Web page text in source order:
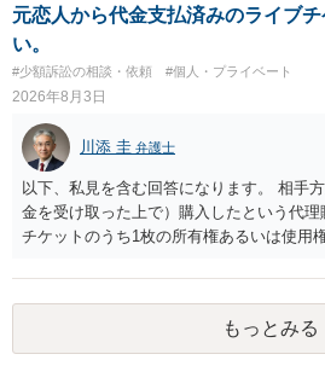
代理人が就いていたことを知らせると（
場合も）、裁判所が当該代理人弁護士に
受任するかを聞いたうえで、受任の意志
直接被告に送達するのではなく、代理人に
ります。 ラインのやり取りでしか証拠が
かではありません。もちろん弁護士（２０
に委任するかも疑わしいのですが）も住所
う。 何か本人を示す事実（振込先などの
情報を割り出していくしかないように思え
元恋人から代金支払済みのライブ
い。
#少額訴訟の相談・依頼 #個人・プライベート
2026年8月3日
川添 圭 弁護士
以下、私見を含む回答になります。 相手
金を受け取った上で）購入したという代理
チケットのうち1枚の所有権あるいは使用
す。 一方、このチケット購入には「相手
も付随していたことを無視することがで
ば、交際を終了させたことにより「一緒
重大な障害が発生しており、当然にチケ
もっとみる